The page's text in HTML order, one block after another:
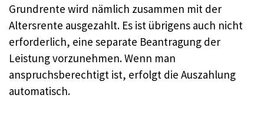
Grundrente wird nämlich zusammen mit der
Altersrente ausgezahlt. Es ist übrigens auch nicht
erforderlich, eine separate Beantragung der
Leistung vorzunehmen. Wenn man
anspruchsberechtigt ist, erfolgt die Auszahlung
automatisch.